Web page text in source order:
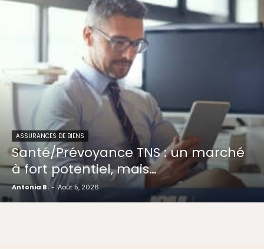
ASSURANCES DE BIENS
Santé/Prévoyance TNS : un marché
à fort potentiel, mais…
Antonia B. - Août 5, 2026